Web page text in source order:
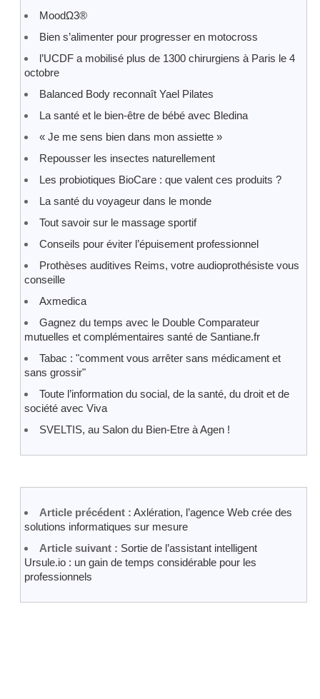
MoodΩ3®
Bien s’alimenter pour progresser en motocross
l’UCDF a mobilisé plus de 1300 chirurgiens à Paris le 4
octobre
Balanced Body reconnaît Yael Pilates
La santé et le bien-être de bébé avec Bledina
« Je me sens bien dans mon assiette »
Repousser les insectes naturellement
Les probiotiques BioCare : que valent ces produits ?
La santé du voyageur dans le monde
Tout savoir sur le massage sportif
Conseils pour éviter l’épuisement professionnel
Prothèses auditives Reims, votre audioprothésiste vous
conseille
Axmedica
Gagnez du temps avec le Double Comparateur
mutuelles et complémentaires santé de Santiane.fr
Tabac : "comment vous arrêter sans médicament et
sans grossir"
Toute l’information du social, de la santé, du droit et de
société avec Viva
SVELTIS, au Salon du Bien-Etre à Agen !
Article précédent : Axlération, l’agence Web crée des
solutions informatiques sur mesure
Article suivant : Sortie de l’assistant intelligent
Ursule.io : un gain de temps considérable pour les
professionnels